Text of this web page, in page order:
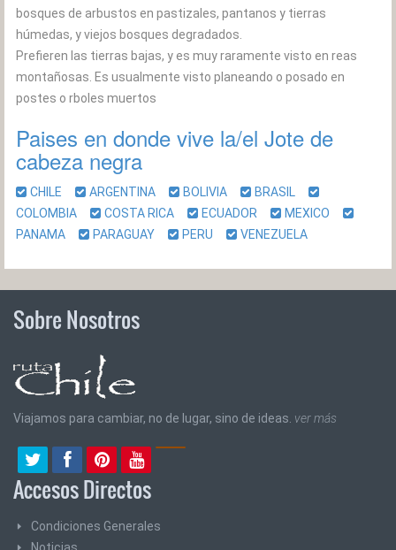
bosques de arbustos en pastizales, pantanos y tierras
húmedas, y viejos bosques degradados.
Prefieren las tierras bajas, y es muy raramente visto en reas
montañosas. Es usualmente visto planeando o posado en
postes o rboles muertos
Paises en donde vive la/el Jote de
cabeza negra
CHILE ARGENTINA BOLIVIA
BRASIL
COLOMBIA
COSTA RICA ECUADOR
MEXICO
PANAMA
PARAGUAY PERU VENEZUELA
Sobre Nosotros
Viajamos para cambiar, no de lugar, sino de ideas. ver más
Accesos Directos
Condiciones Generales